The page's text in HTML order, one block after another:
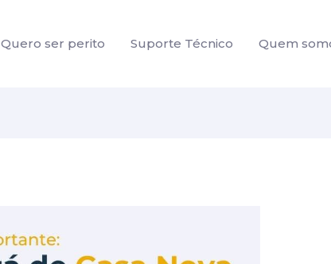
Quero ser perito Suporte Técnico Quem